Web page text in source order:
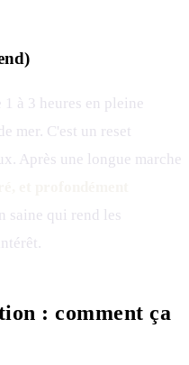
à 3 heures en pleine
mer. C'est un reset
Après une longue marche
saine qui rend les
: comment ça